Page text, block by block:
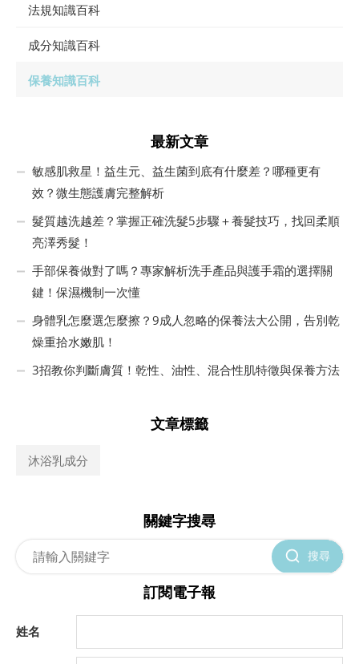
法規知識百科
成分知識百科
保養知識百科
最新文章
敏感肌救星！益生元、益生菌到底有什麼差？哪種更有
效？微生態護膚完整解析
髮質越洗越差？掌握正確洗髮5步驟＋養髮技巧，找回柔順
亮澤秀髮！
手部保養做對了嗎？專家解析洗手產品與護手霜的選擇關
鍵！保濕機制一次懂
身體乳怎麼選怎麼擦？9成人忽略的保養法大公開，告別乾
燥重拾水嫩肌！
3招教你判斷膚質！乾性、油性、混合性肌特徵與保養方法
文章標籤
沐浴乳成分
關鍵字搜尋
搜尋
訂閱電子報
姓名